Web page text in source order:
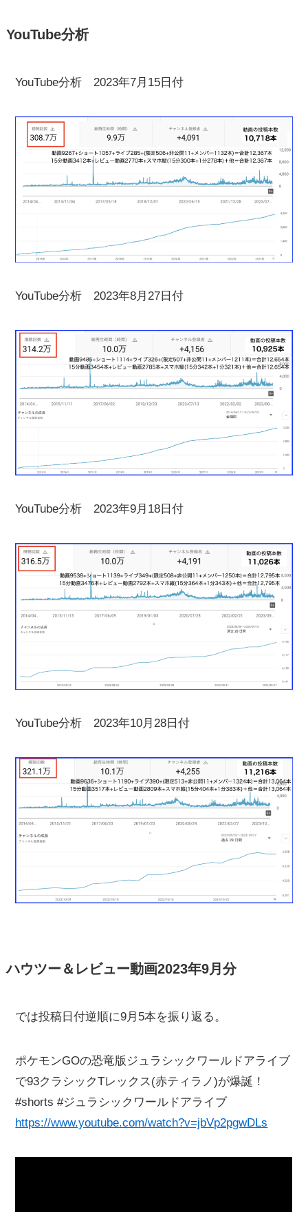
YouTube分析
YouTube分析 2023年7月15日付
YouTube分析 2023年8月27日付
YouTube分析 2023年9月18日付
YouTube分析 2023年10月28日付
ハウツー＆レビュー動画2023年9月分
では投稿日付逆順に9月5本を振り返る。
ポケモンGOの恐竜版ジュラシックワールドアライブ
で93クラシックTレックス(赤ティラノ)が爆誕！
#shorts #ジュラシックワールドアライブ
https://www.youtube.com/watch?v=jbVp2pgwDLs